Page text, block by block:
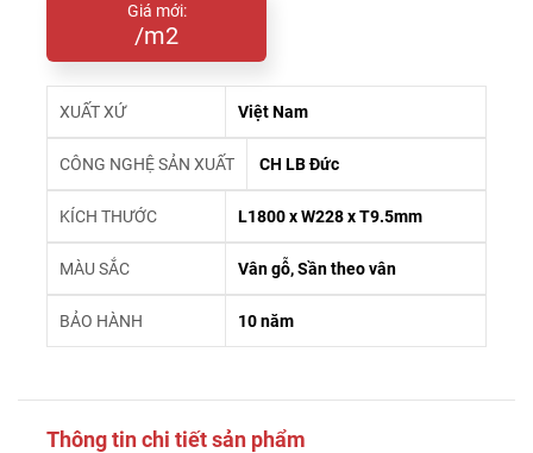
Giá mới:
/m2
XUẤT XỨ Việt Nam
CÔNG NGHỆ SẢN XUẤT CH LB Đức
KÍCH THƯỚC L1800 x W228 x T9.5mm
MÀU SẮC Vân gỗ, Sần theo vân
BẢO HÀNH 10 năm
Thông tin chi tiết sản phẩm